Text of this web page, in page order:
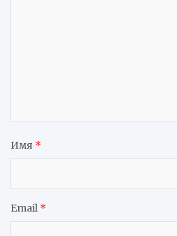
Имя *
Email *